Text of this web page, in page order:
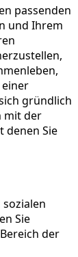
passenden
und Ihrem
gründlich
mit der
denen Sie
Sie
der